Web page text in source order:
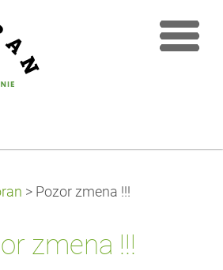
> Pozor zmena !!!
zmena !!!